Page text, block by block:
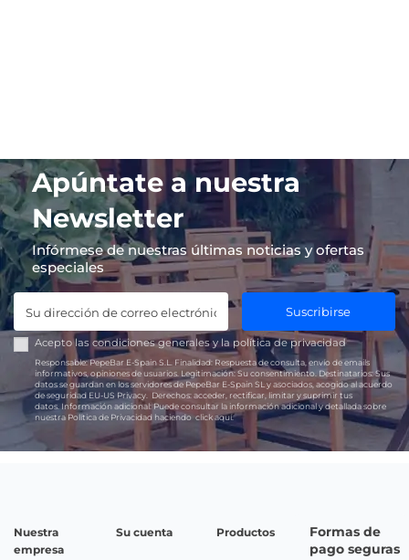
Apúntate a nuestra
Newsletter
Infórmese de nuestras últimas noticias y ofertas
especiales
Suscribirse
Acepto las condiciones generales y lapolítica de privacidad
Responsable:PepeBar E-Spain S.L. Finalidad: Respuesta de consulta, envío de emails
informativos, opiniones de usuarios. Legitimación: Su consentimiento. Destinatarios:Sus
datos se guardan en los servidores de PepeBar E-Spain SL y asociados, acogido al acuerdo
de seguridad EU-US Privacy. Derechos: acceder, rectificar, limitar y suprimir tus
datos.Información adicional:Puede consultar la información adicional y detallada sobre
nuestra Política de Privacidad haciendoclick aquí.
Nuestra
empresa
Su cuenta Productos
Formas de
pago seguras